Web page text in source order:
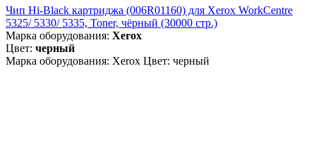
Чип Hi-Black картриджа (006R01160) для Xerox WorkCentre
5325/ 5330/ 5335, Toner, чёрный (30000 стр.)
Марка оборудования: Xerox
Цвет: черный
Марка оборудования: Xerox Цвет: черный